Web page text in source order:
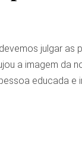
julgar as
a imagem da
educada e